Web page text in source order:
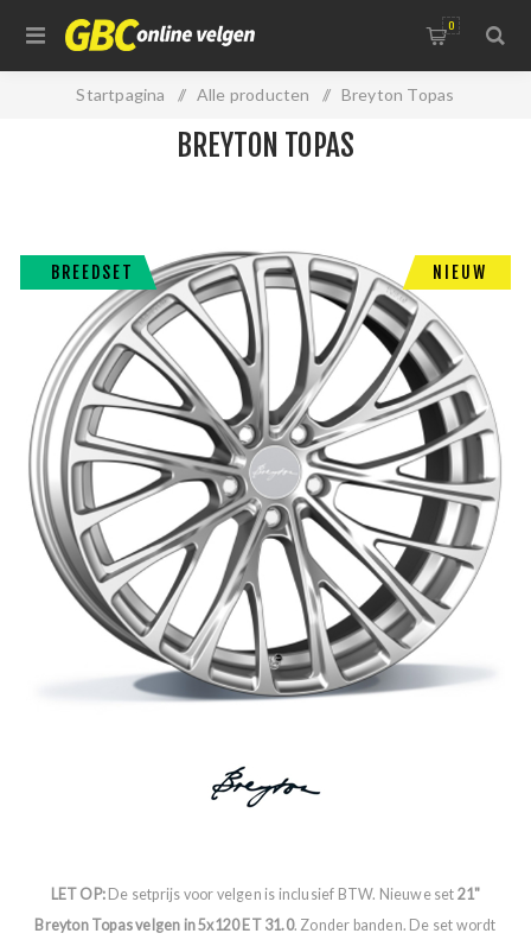
0
Startpagina / Alle producten / Breyton Topas
BREEDSET NIEUW
BREYTON TOPAS
LET OP:De setprijs voor velgen is inclusief BTW. Nieuwe set 21"
Breyton Topas velgen in 5x120 ET 31.0. Zonder banden. De set wordt